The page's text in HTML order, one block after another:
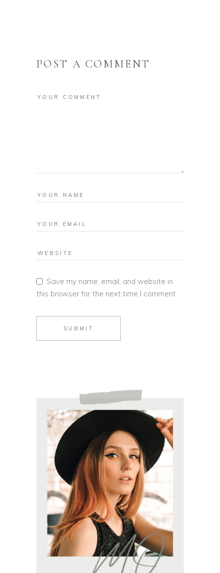
POST A COMMENT
Save my name, email, and website in
this browser for the next time I comment.
SUBMIT